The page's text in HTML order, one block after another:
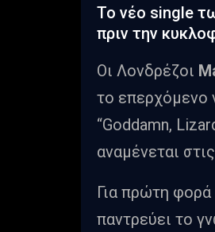
Το νέο single
πριν την
Οι Λονδρέζοι
το επερχόμενο
“Goddamn,
αναμένεται
Για πρώτη
παντρεύει το